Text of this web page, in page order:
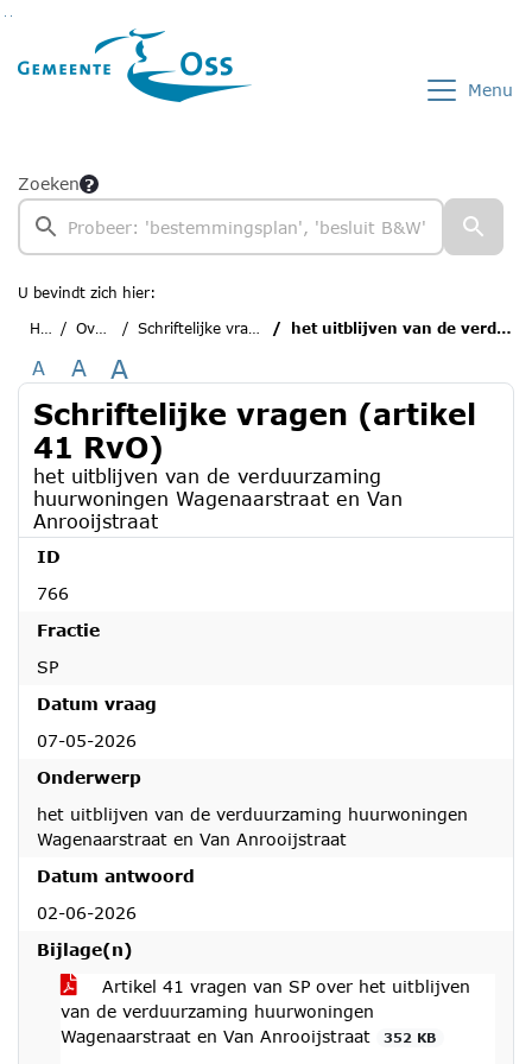
Ga naar de inhoud van deze pagina
Ga naar het zoeken
Ga naar het menu
Menu
Zoeken
U bevindt zich hier:
Home
Overzichten Schriftelijke vragen (artikel 41 RvO) het uitblijven van de verduurzaming huurwoningen Wagenaarstraat en Van Anrooijstraat
A A A
Schriftelijke vragen (artikel
41 RvO)
het uitblijven van de verduurzaming
huurwoningen Wagenaarstraat en Van
Anrooijstraat
ID
766
Fractie
SP
Datum vraag
07-05-2026
Onderwerp
het uitblijven van de verduurzaming huurwoningen
Wagenaarstraat en Van Anrooijstraat
Datum antwoord
02-06-2026
Bijlage(n)
Artikel 41 vragen van SP over het uitblijven
van de verduurzaming huurwoningen
Wagenaarstraat en Van Anrooijstraat
352 KB